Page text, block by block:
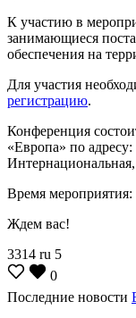
К участию в
занимающиеся
обеспечения на
Для участия
регистрацию.
Конференция
«Европа» по
Время мероприятия:
Ждем вас!
3314 ru 5
0
Последние новости